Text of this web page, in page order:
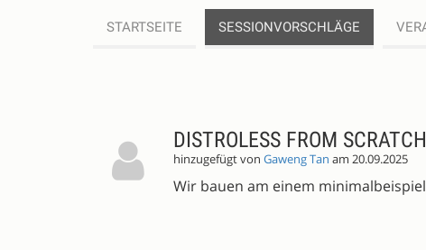
STARTSEITE SESSIONVORSCHLÄGE
DISTROLESS FROM SCRATCH
hinzugefügt von Gaweng Tan am 20.09.2025
Wir bauen am einem